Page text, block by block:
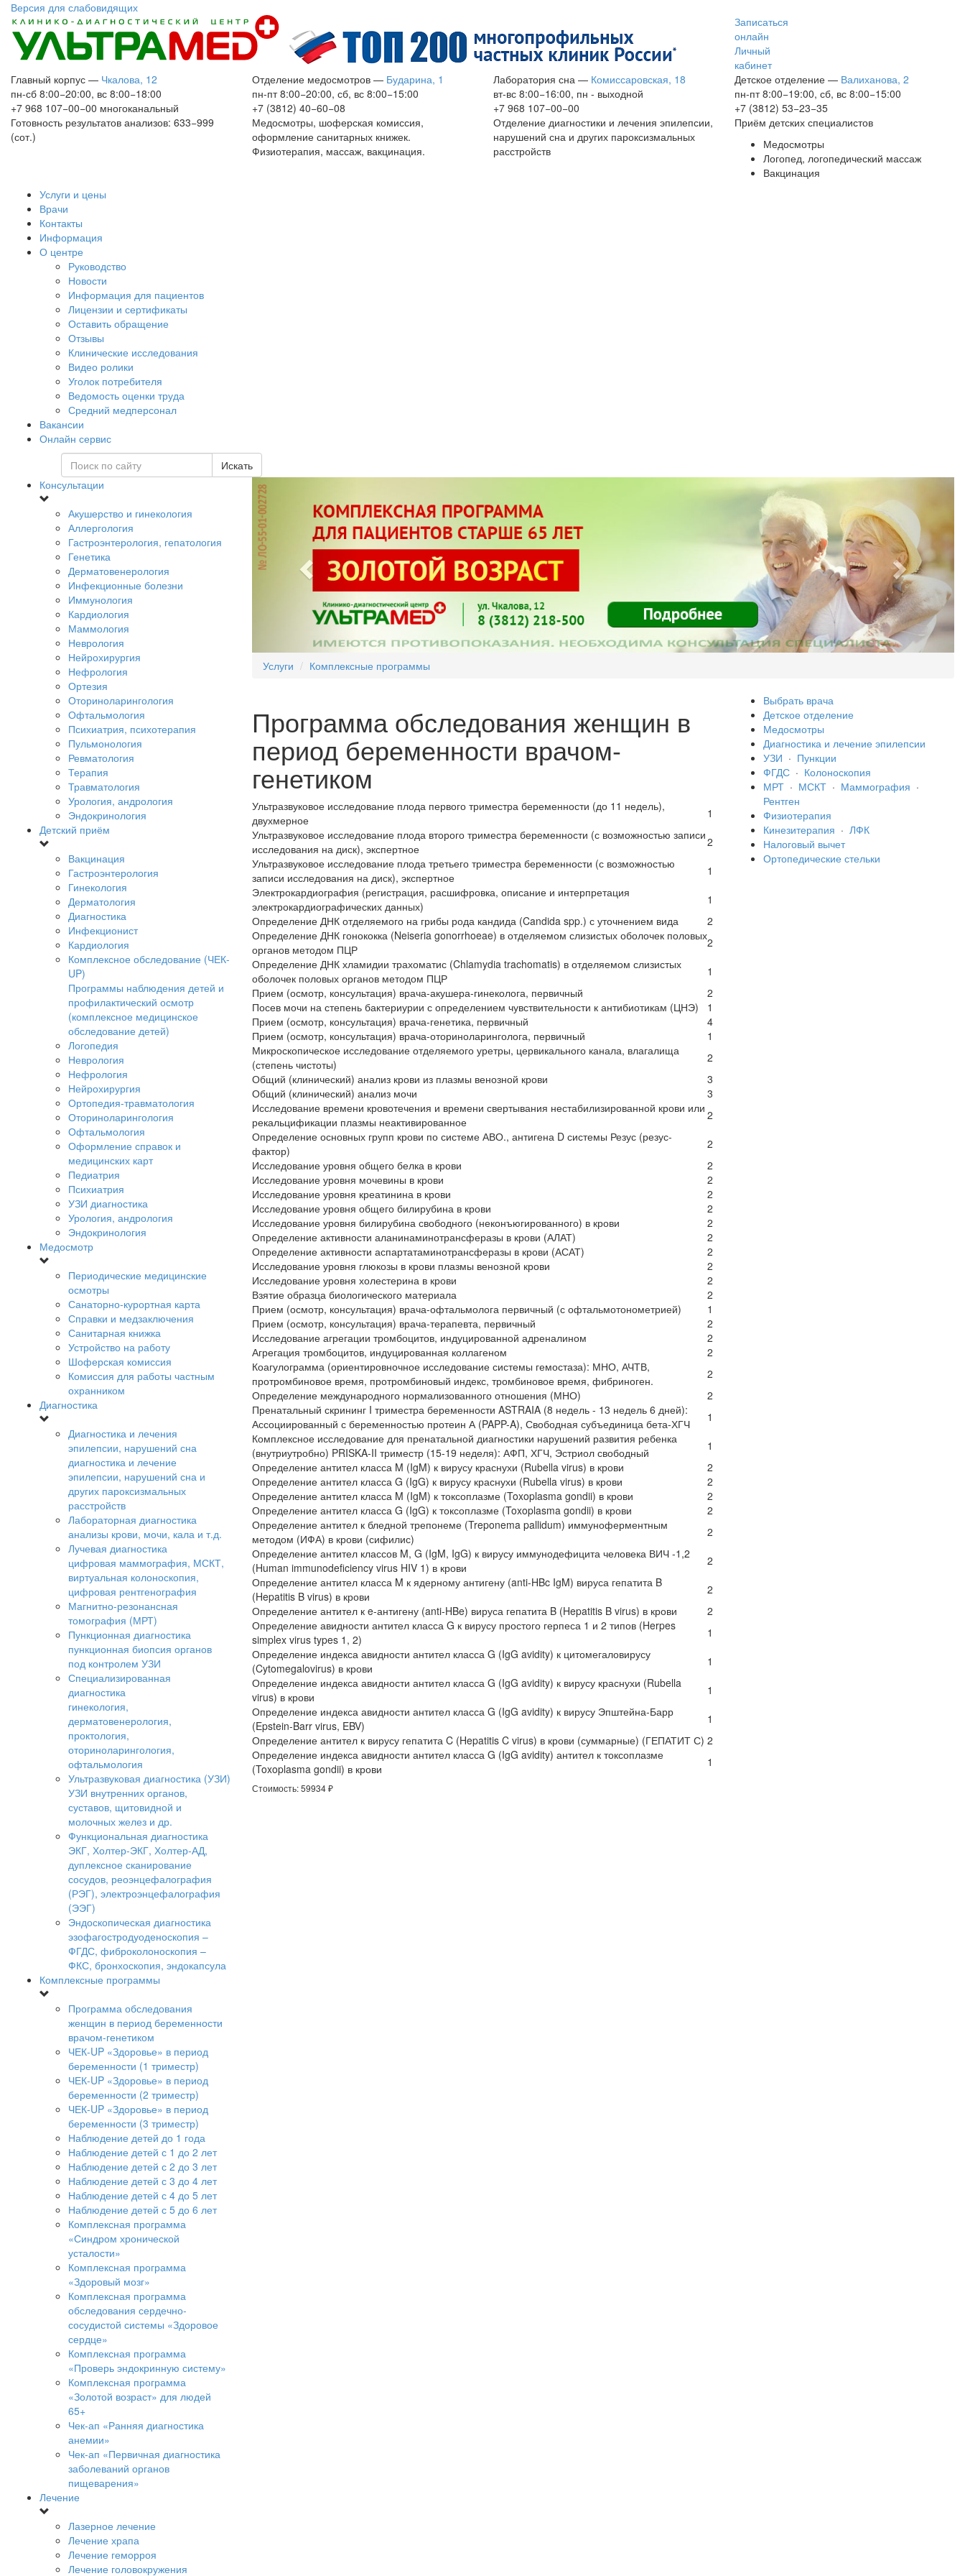
Версия для слабовидящих
Записаться
онлайн
Личный
кабинет
Главный корпус — Чкалова, 12
пн-сб 8:00−20:00, вс 8:00−18:00
+7 968 107−00−00 многоканальный
Готовность результатов анализов: 633−999
(сот.)
Отделение медосмотров — Бударина, 1
пн-пт 8:00−20:00, сб, вс 8:00−15:00
+7 (3812) 40−60−08
Медосмотры, шоферская комиссия,
оформление санитарных книжек.
Физиотерапия, массаж, вакцинация.
Лаборатория сна — Комиссаровская, 18
вт-вс 8:00−16:00, пн - выходной
+7 968 107−00−00
Отделение диагностики и лечения эпилепсии,
нарушений сна и других пароксизмальных
расстройств
Детское отделение — Валиханова, 2
пн-пт 8:00−19:00, сб, вс 8:00−15:00
+7 (3812) 53−23−35
Приём детских специалистов
Медосмотры
Логопед, логопедический массаж
Вакцинация
Услуги и цены
Врачи
Контакты
Информация
О центре
Руководство
Новости
Информация для пациентов
Лицензии и сертификаты
Оставить обращение
Отзывы
Клинические исследования
Видео ролики
Уголок потребителя
Ведомость оценки труда
Средний медперсонал
Вакансии
Онлайн сервис
Искать
Консультации
Акушерство и гинекология
Аллергология
Гастроэнтерология, гепатология
Генетика
Дерматовенерология
Инфекционные болезни
Иммунология
Кардиология
Маммология
Неврология
Нейрохирургия
Нефрология
Ортезия
Оториноларингология
Офтальмология
Психиатрия, психотерапия
Пульмонология
Ревматология
Терапия
Травматология
Урология, андрология
Эндокринология
Детский приём
Вакцинация
Гастроэнтерология
Гинекология
Дерматология
Диагностика
Инфекционист
Кардиология
Комплексное обследование (ЧЕК-
UP)
Программы наблюдения детей и
профилактический осмотр
(комплексное медицинское
обследование детей)
Логопедия
Неврология
Нефрология
Нейрохирургия
Ортопедия-травматология
Оториноларингология
Офтальмология
Оформление справок и
медицинских карт
Педиатрия
Психиатрия
УЗИ диагностика
Урология, андрология
Эндокринология
Медосмотр
Периодические медицинские
осмотры
Санаторно-курортная карта
Справки и медзаключения
Санитарная книжка
Устройство на работу
Шоферская комиссия
Комиссия для работы частным
охранником
Диагностика
Диагностика и лечения
эпилепсии, нарушений сна
диагностика и лечение
эпилепсии, нарушений сна и
других пароксизмальных
расстройств
Лабораторная диагностика
анализы крови, мочи, кала и т.д.
Лучевая диагностика
цифровая маммография, МСКТ,
виртуальная колоноскопия,
цифровая рентгенография
Магнитно-резонансная
томография (МРТ)
Пункционная диагностика
пункционная биопсия органов
под контролем УЗИ
Специализированная
диагностика
гинекология,
дерматовенерология,
проктология,
оториноларингология,
офтальмология
Ультразвуковая диагностика (УЗИ)
УЗИ внутренних органов,
суставов, щитовидной и
молочных желез и др.
Функциональная диагностика
ЭКГ, Холтер-ЭКГ, Холтер-АД,
дуплексное сканирование
сосудов, реоэнцефалография
(РЭГ), электроэнцефалография
(ЭЭГ)
Эндоскопическая диагностика
эзофагостродуоденоскопия –
ФГДС, фиброколоноскопия –
ФКС, бронхоскопия, эндокапсула
Комплексные программы
Программа обследования
женщин в период беременности
врачом-генетиком
ЧЕК-UP «Здоровье» в период
беременности (1 триместр)
ЧЕК-UP «Здоровье» в период
беременности (2 триместр)
ЧЕК-UP «Здоровье» в период
беременности (3 триместр)
Наблюдение детей до 1 года
Наблюдение детей с 1 до 2 лет
Наблюдение детей с 2 до 3 лет
Наблюдение детей с 3 до 4 лет
Наблюдение детей с 4 до 5 лет
Наблюдение детей с 5 до 6 лет
Комплексная программа
«Синдром хронической
усталости»
Комплексная программа
«Здоровый мозг»
Комплексная программа
обследования сердечно-
сосудистой системы «Здоровое
сердце»
Комплексная программа
«Проверь эндокринную систему»
Комплексная программа
«Золотой возраст» для людей
65+
Чек-ап «Ранняя диагностика
анемии»
Чек-ап «Первичная диагностика
заболеваний органов
пищеварения»
Лечение
Лазерное лечение
Лечение храпа
Лечение геморроя
Лечение головокружения
Услуги Комплексные программы
Программа обследования женщин в
период беременности врачом-
генетиком
Ультразвуковое исследование плода первого триместра беременности (до 11 недель),
двухмерное
1
Ультразвуковое исследование плода второго триместра беременности (с возможностью записи
исследования на диск), экспертное
2
Ультразвуковое исследование плода третьего триместра беременности (с возможностью
записи исследования на диск), экспертное
1
Электрокардиография (регистрация, расшифровка, описание и интерпретация
электрокардиографических данных)
1
Определение ДНК отделяемого на грибы рода кандида (Candida spp.) с уточнением вида
2
Определение ДНК гонококка (Neiseria gonorrhoeae) в отделяемом слизистых оболочек половых
органов методом ПЦР
2
Определение ДНК хламидии трахоматис (Chlamydia trachomatis) в отделяемом слизистых
оболочек половых органов методом ПЦР
1
Прием (осмотр, консультация) врача-акушера-гинеколога, первичный
2
Посев мочи на степень бактериурии с определением чувствительности к антибиотикам (ЦНЭ)
1
Прием (осмотр, консультация) врача-генетика, первичный
4
Прием (осмотр, консультация) врача-оториноларинголога, первичный
1
Микроскопическое исследование отделяемого уретры, цервикального канала, влагалища
(степень чистоты)
2
Общий (клинический) анализ крови из плазмы венозной крови
3
Общий (клинический) анализ мочи
3
Исследование времени кровотечения и времени свертывания нестабилизированной крови или
рекальцификации плазмы неактивированное
2
Определение основных групп крови по системе АВО., антигена D системы Резус (резус-
фактор)
2
Исследование уровня общего белка в крови
2
Исследование уровня мочевины в крови
2
Исследование уровня креатинина в крови
2
Исследование уровня общего билирубина в крови
2
Исследование уровня билирубина свободного (неконъюгированного) в крови
2
Определение активности аланинаминотрансферазы в крови (АЛАТ)
2
Определение активности аспартатаминотрансферазы в крови (АСАТ)
2
Исследование уровня глюкозы в крови плазмы венозной крови
2
Исследование уровня холестерина в крови
2
Взятие образца биологического материала
2
Прием (осмотр, консультация) врача-офтальмолога первичный (с офтальмотонометрией)
1
Прием (осмотр, консультация) врача-терапевта, первичный
2
Исследование агрегации тромбоцитов, индуцированной адреналином
2
Агрегация тромбоцитов, индуцированная коллагеном
2
Коагулограмма (ориентировночное исследование системы гемостаза): МНО, АЧТВ,
протромбиновое время, протромбиновый индекс, тромбиновое время, фибриноген.
2
Определение международного нормализованного отношения (МНО)
2
Пренатальный скрининг I триместра беременности ASTRAIA (8 недель - 13 недель 6 дней):
Ассоциированный с беременностью протеин А (PAPP-A), Свободная субъединица бета-ХГЧ
1
Комплексное исследование для пренатальной диагностики нарушений развития ребенка
(внутриутробно) PRISKA-II триместр (15-19 неделя): АФП, ХГЧ, Эстриол свободный
1
Определение антител класса M (IgM) к вирусу краснухи (Rubella virus) в крови
2
Определение антител класса G (IgG) к вирусу краснухи (Rubella virus) в крови
2
Определение антител класса M (IgM) к токсоплазме (Toxoplasma gondii) в крови
2
Определение антител класса G (IgG) к токсоплазме (Toxoplasma gondii) в крови
2
Определение антител к бледной трепонеме (Treponema pallidum) иммуноферментным
методом (ИФА) в крови (сифилис)
2
Определение антител классов M, G (IgM, IgG) к вирусу иммунодефицита человека ВИЧ -1,2
(Human immunodeficiency virus HIV 1) в крови
2
Определение антител класса M к ядерному антигену (anti-HBc IgM) вируса гепатита B
(Hepatitis B virus) в крови
2
Определение антител к e-антигену (anti-HBe) вируса гепатита B (Hepatitis B virus) в крови
2
Определение авидности антител класса G к вирусу простого герпеса 1 и 2 типов (Herpes
simplex virus types 1, 2)
1
Определение индекса авидности антител класса G (IgG avidity) к цитомегаловирусу
(Cytomegalovirus) в крови
1
Определение индекса авидности антител класса G (IgG avidity) к вирусу краснухи (Rubella
virus) в крови
1
Определение индекса авидности антител класса G (IgG avidity) к вирусу Эпштейна-Барр
(Epstein-Barr virus, EBV)
1
Определение антител к вирусу гепатита C (Hepatitis C virus) в крови (суммарные) (ГЕПАТИТ С) 2
Определение индекса авидности антител класса G (IgG avidity) антител к токсоплазме
(Toxoplasma gondii) в крови
1
Стоимость: 59934 ₽
Выбрать врача
Детское отделение
Медосмотры
Диагностика и лечение эпилепсии
УЗИ · Пункции
ФГДС · Колоноскопия
МРТ · МСКТ · Маммография ·
Рентген
Физиотерапия
Кинезитерапия · ЛФК
Налоговый вычет
Ортопедические стельки